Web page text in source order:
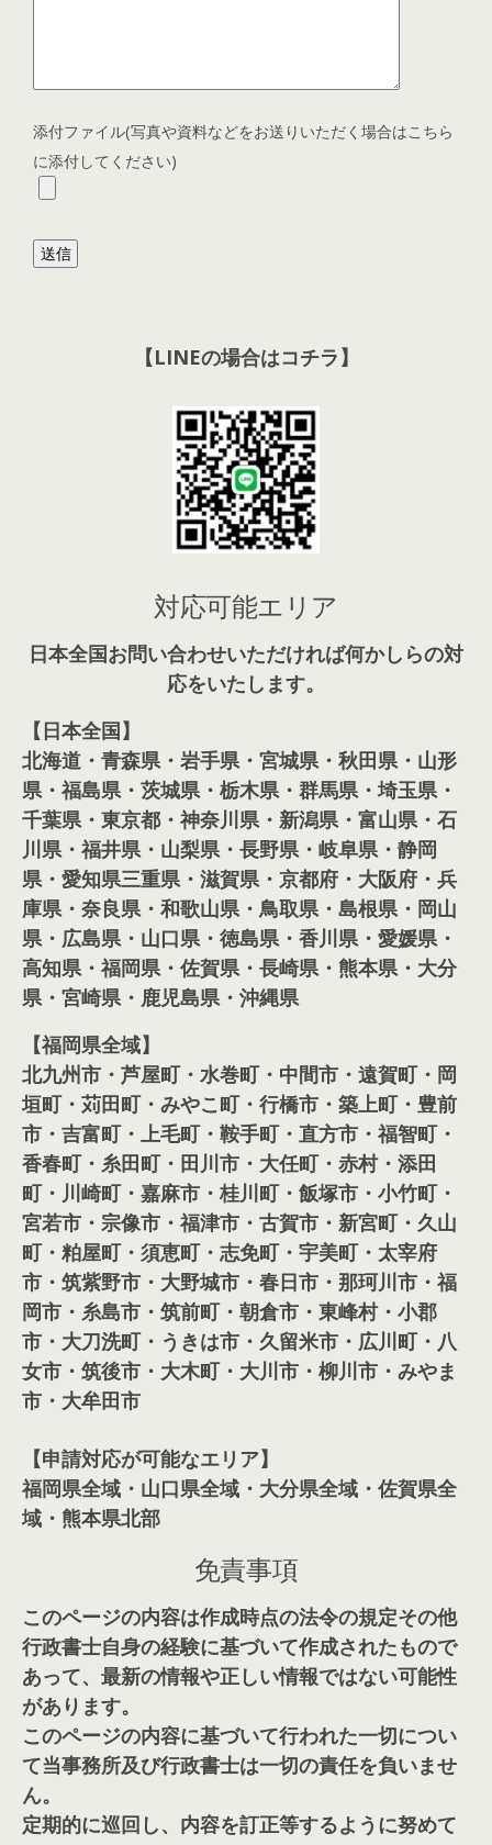
添付ファイル(写真や資料などをお送りいただく場合はこちら
に添付してください)
【LINEの場合はコチラ】
対応可能エリア
日本全国お問い合わせいただければ何かしらの対
応をいたします。
【日本全国】
北海道・青森県・岩手県・宮城県・秋田県・山形
県・福島県・茨城県・栃木県・群馬県・埼玉県・
千葉県・東京都・神奈川県・新潟県・富山県・石
川県・福井県・山梨県・長野県・岐阜県・静岡
県・愛知県三重県・滋賀県・京都府・大阪府・兵
庫県・奈良県・和歌山県・鳥取県・島根県・岡山
県・広島県・山口県・徳島県・香川県・愛媛県・
高知県・福岡県・佐賀県・長崎県・熊本県・大分
県・宮崎県・鹿児島県・沖縄県
【福岡県全域】
北九州市・芦屋町・水巻町・中間市・遠賀町・岡
垣町・苅田町・みやこ町・行橋市・築上町・豊前
市・吉富町・上毛町・鞍手町・直方市・福智町・
香春町・糸田町・田川市・大任町・赤村・添田
町・川崎町・嘉麻市・桂川町・飯塚市・小竹町・
宮若市・宗像市・福津市・古賀市・新宮町・久山
町・粕屋町・須恵町・志免町・宇美町・太宰府
市・筑紫野市・大野城市・春日市・那珂川市・福
岡市・糸島市・筑前町・朝倉市・東峰村・小郡
市・大刀洗町・うきは市・久留米市・広川町・八
女市・筑後市・大木町・大川市・柳川市・みやま
市・大牟田市
【申請対応が可能なエリア】
福岡県全域・山口県全域・大分県全域・佐賀県全
域・熊本県北部
免責事項
このページの内容は作成時点の法令の規定その他
行政書士自身の経験に基づいて作成されたもので
あって、最新の情報や正しい情報ではない可能性
があります。
このページの内容に基づいて行われた一切につい
て当事務所及び行政書士は一切の責任を負いませ
ん。
定期的に巡回し、内容を訂正等するように努めて